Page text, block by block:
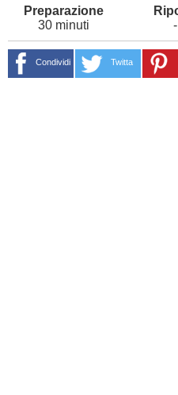
30 minuti -
Condividi Twitta